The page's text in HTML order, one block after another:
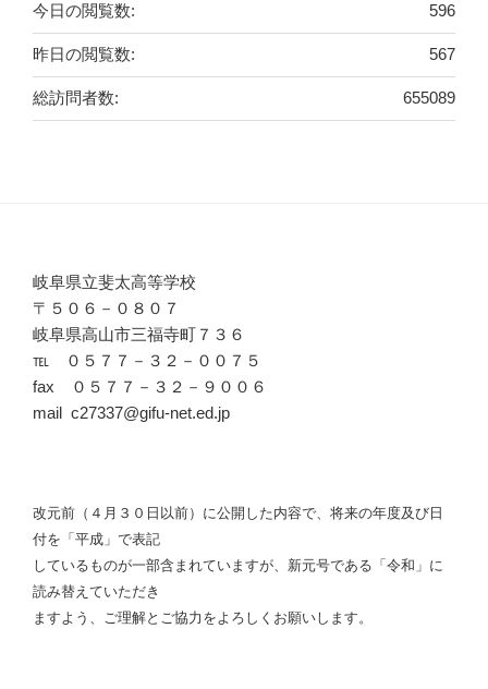
596
今日の閲覧数:
567
昨日の閲覧数:
655089
総訪問者数:
岐阜県立斐太高等学校
〒５０６－０８０７
岐阜県高山市三福寺町７３６
℡ ０５７７－３２－００７５
fax ０５７７－３２－９００６
mail c27337@gifu-net.ed.jp
改元前（４月３０日以前）に公開した内容で、将来の年度及び日
付を「平成」で表記
しているものが一部含まれていますが、新元号である「令和」に
読み替えていただき
ますよう、ご理解とご協力をよろしくお願いします。